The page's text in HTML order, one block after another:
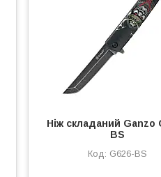
Ніж складаний Ganzo
BS
G626-BS